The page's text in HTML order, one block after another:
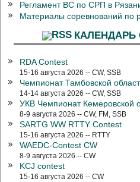
Регламент ВС по СРП в
Материалы соревнований по
RDA Contest
15-16 августа 2026 -- CW, SSB
Чемпионат Тамбовской
14-14 августа 2026 -- CW, SSB
УКВ Чемпионат Кемеровской
8-9 августа 2026 -- CW, FM, SSB
SARTG WW RTTY Contest
15-16 августа 2026 -- RTTY
WAEDC-Contest CW
8-9 августа 2026 -- CW
KCJ contest
15-16 августа 2026 -- CW